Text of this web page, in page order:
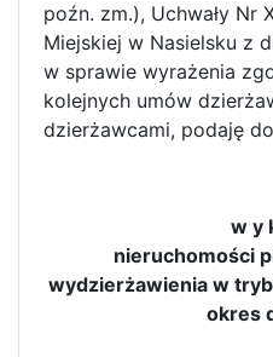
poźn. zm.), Uchwały Nr
Miejskiej w Nasielsku z
w sprawie wyrażenia
kolejnych umów
dzierżawcami, podaję
w y
nieruchomości
wydzierżawienia w
okres